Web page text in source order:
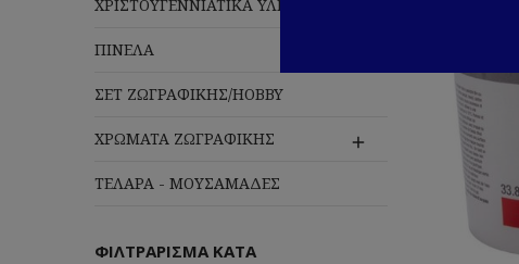
ΧΡΙΣΤΟΥΓΕΝΝΙΑΤΙΚΑ ΥΛΙΚΑ
ΠΙΝΕΛΑ
ΣΕΤ ΖΩΓΡΑΦΙΚΗΣ/ΗΟΒΒΥ
ΧΡΩΜΑΤΑ ΖΩΓΡΑΦΙΚΗΣ 
ΤΕΛΑΡΑ - ΜΟΥΣΑΜΑΔΕΣ
ΦΙΛΤΡΆΡΙΣΜΑ ΚΑΤΆ